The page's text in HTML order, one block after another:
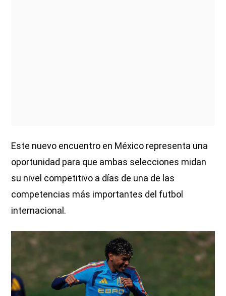
Este nuevo encuentro en México representa una
oportunidad para que ambas selecciones midan
su nivel competitivo a días de una de las
competencias más importantes del futbol
internacional.